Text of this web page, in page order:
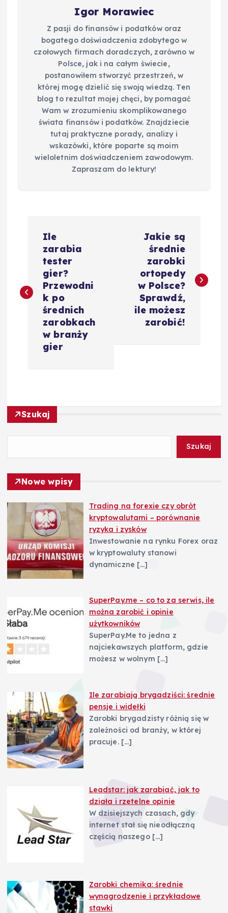
Igor Morawiec
Z pasji do finansów i podatków oraz
bogatego doświadczenia zdobytego w
czołowych firmach doradczych, zarówno w
Polsce, jak i na całym świecie,
postanowiłem stworzyć przestrzeń, w
której mogę dzielić się swoją wiedzą. Ten
blog to rezultat mojej chęci, by pomagać
Wam w zrozumieniu skomplikowanego
świata finansów i podatków. Znajdziecie
tutaj praktyczne porady, analizy i
wskazówki, które poparte są moim
wieloletnim doświadczeniem zawodowym.
Zapraszam do lektury!
i
j
a
w
p
i
s
u
Ile
zarabia
tester
gier?
Przewodni
k po
średnich
zarobkach
w branży
gier
Jakie są
średnie
zarobki
ortopedy
w Polsce?
Sprawdź,
ile możesz
zarobić!
Szukaj
Szukaj
Nowe wpisy
Trading na forexie czy obrót
kryptowalutami – porównanie
ryzyka i zysków
Inwestowanie na rynku Forex oraz
w kryptowaluty stanowi
dynamiczne […]
SuperPay.me – co to za serwis, ile
można zarobić i opinie
użytkowników
SuperPay.Me to jedna z
najciekawszych platform, gdzie
możesz w wolnym […]
Ile zarabiają brygadziści: średnie
pensje i widełki
Zarobki brygadzisty różnią się w
zależności od branży, w której
pracuje. […]
Leadstar: jak zarabiać, jak to
działa i rzetelne opinie
W dzisiejszych czasach, gdy
internet stał się nieodłączną
częścią naszego […]
Zarobki chemika: średnie
wynagrodzenie i przykładowe
stawki